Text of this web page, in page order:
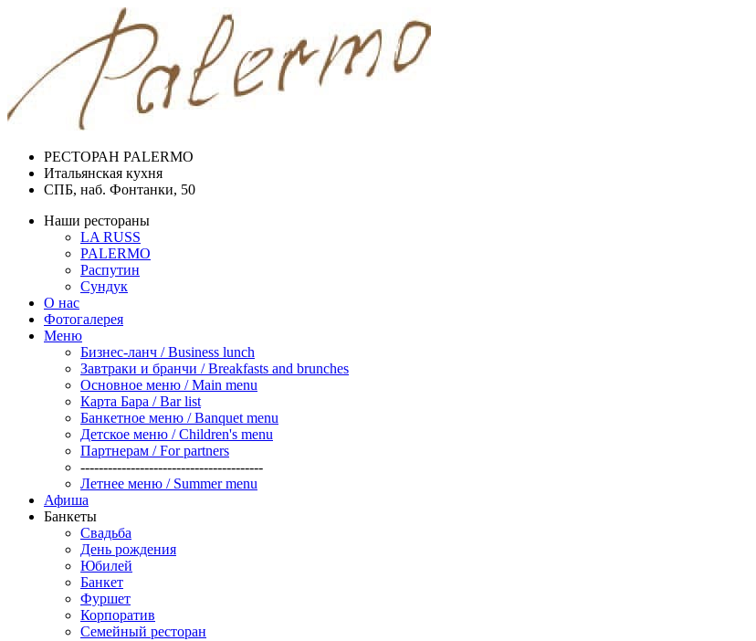
РЕСТОРАН PALERMO
Итальянская кухня
СПБ, наб. Фонтанки, 50
Наши рестораны
LA RUSS
PALERMO
Распутин
Сундук
О нас
Фотогалерея
Меню
Бизнес-ланч / Business lunch
Завтраки и бранчи / Breakfasts and brunches
Основное меню / Main menu
Карта Бара / Bar list
Банкетное меню / Banquet menu
Детское меню / Children's menu
Партнерам / For partners
----------------------------------------
Летнее меню / Summer menu
Афиша
Банкеты
Свадьба
День рождения
Юбилей
Банкет
Фуршет
Корпоратив
Семейный ресторан